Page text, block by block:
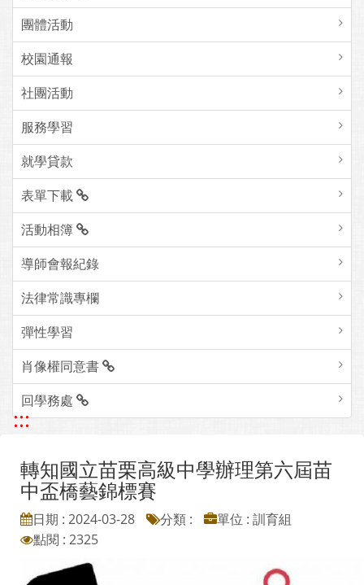
團體活動
校園通報
社團活動
服務學習
就學貸款
表單下載
活動相簿
導師會報紀錄
法律常識專欄
彈性學習
肖像權同意書
回學務處
:::
轉知國立苗栗高級中學辦理第六屆苗
中盃橋藝錦標賽
日期 : 2024-03-28 分類 :
單位 : 訓育組
點閱 : 2325